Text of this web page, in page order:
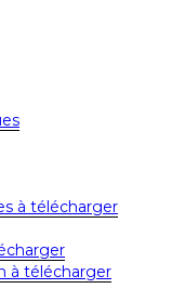
à télécharger
à télécharger